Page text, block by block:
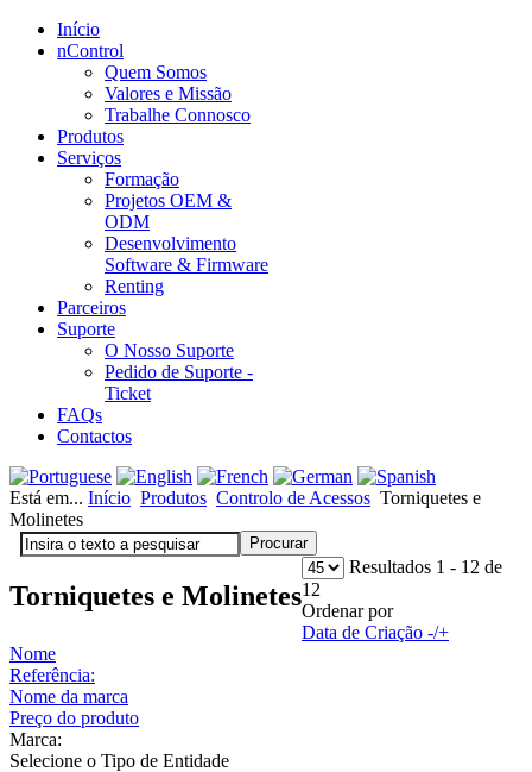
Início
nControl
Quem Somos
Valores e Missão
Trabalhe Connosco
Produtos
Serviços
Formação
Projetos OEM &
ODM
Desenvolvimento
Software & Firmware
Renting
Parceiros
Suporte
O Nosso Suporte
Pedido de Suporte -
Ticket
FAQs
Contactos
Está em... Início Produtos Controlo de Acessos Torniquetes e
Molinetes
Torniquetes e Molinetes
Resultados 1 - 12 de
12
Ordenar por
Data de Criação -/+
Nome
Referência:
Nome da marca
Preço do produto
Marca:
Selecione o Tipo de Entidade